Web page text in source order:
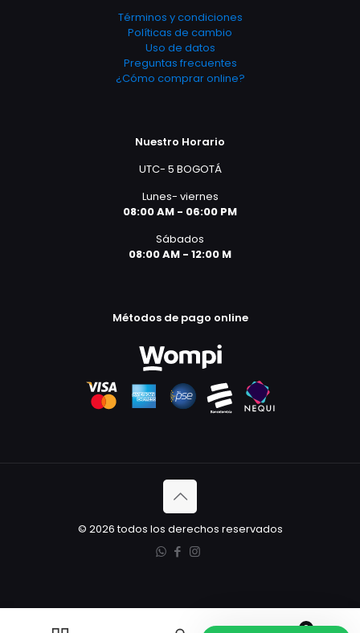
Términos y condiciones
Políticas de cambio
Uso de datos
Preguntas frecuentes
¿Cómo comprar online?
Nuestro Horario
UTC- 5 BOGOTÁ
Lunes- viernes
08:00 AM - 06:00 PM
Sábados
08:00 AM - 12:00 M
Métodos de pago online
© 2026 todos los derechos reservados
0